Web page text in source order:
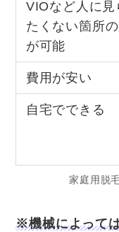
VIOなど人に見
たくない箇所
が可能
費用が安い
自宅でできる
家庭用脱
※機械によって